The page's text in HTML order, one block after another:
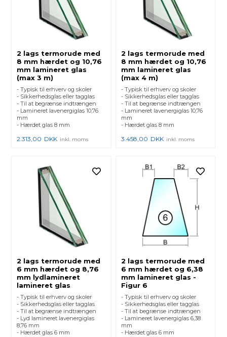
2 lags termorude med
8 mm hærdet og 10,76
mm lamineret glas
(max 3 m)
- Typisk til erhverv og skoler
- Sikkerhedsglas eller tagglas
- Til at begrænse indtrængen
- Lamineret lavenergiglas 10,76
mm
- Hærdet glas 8 mm
2.313,00 DKK inkl. moms
2 lags termorude med
8 mm hærdet og 10,76
mm lamineret glas
(max 4 m)
- Typisk til erhverv og skoler
- Sikkerhedsglas eller tagglas
- Til at begrænse indtrængen
- Lamineret lavenergiglas 10,76
mm
- Hærdet glas 8 mm
3.458,00 DKK inkl. moms
2 lags termorude med
6 mm hærdet og 8,76
mm lydlamineret
lamineret glas
- Typisk til erhverv og skoler
- Sikkerhedsglas eller tagglas
- Til at begrænse indtrængen
- Lyd lamineret lavenergiglas
8,76 mm
- Hærdet glas 6 mm
2 lags termorude med
6 mm hærdet og 6,38
mm lamineret glas -
Figur 6
- Typisk til erhverv og skoler
- Sikkerhedsglas eller tagglas
- Til at begrænse indtrængen
- Lamineret lavenergiglas 6,38
mm
- Hærdet glas 6 mm